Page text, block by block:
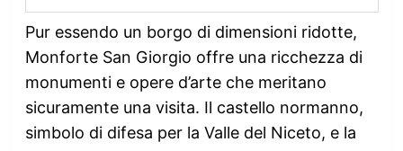
Pur essendo un borgo di dimensioni ridotte,
Monforte San Giorgio offre una ricchezza di
monumenti e opere d’arte che meritano
sicuramente una visita. Il castello normanno,
simbolo di difesa per la Valle del Niceto, e la